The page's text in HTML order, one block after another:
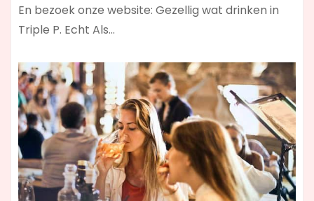
En bezoek onze website: Gezellig wat drinken in
Triple P. Echt Als…